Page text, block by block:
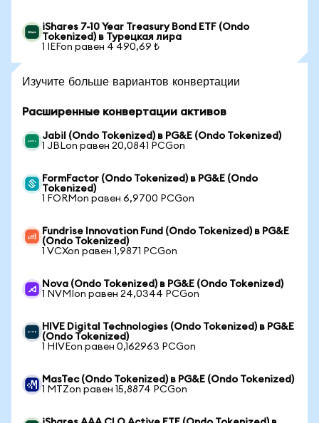
iShares 7-10 Year Treasury Bond ETF (Ondo
Tokenized) в Турецкая лира
1 IEFon равен 4 490,69 ₺
Изучите больше вариантов конвертации
Расширенные конвертации активов
Jabil (Ondo Tokenized) в PG&E (Ondo Tokenized)
1 JBLon равен 20,0841 PCGon
FormFactor (Ondo Tokenized) в PG&E (Ondo
Tokenized)
1 FORMon равен 6,9700 PCGon
Fundrise Innovation Fund (Ondo Tokenized) в PG&E
(Ondo Tokenized)
1 VCXon равен 1,9871 PCGon
Nova (Ondo Tokenized) в PG&E (Ondo Tokenized)
1 NVMIon равен 24,0344 PCGon
HIVE Digital Technologies (Ondo Tokenized) в PG&E
(Ondo Tokenized)
1 HIVEon равен 0,162963 PCGon
MasTec (Ondo Tokenized) в PG&E (Ondo Tokenized)
1 MTZon равен 15,8874 PCGon